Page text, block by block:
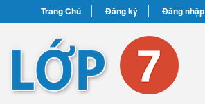
Trang Chủ Đăng ký Đăng nhập